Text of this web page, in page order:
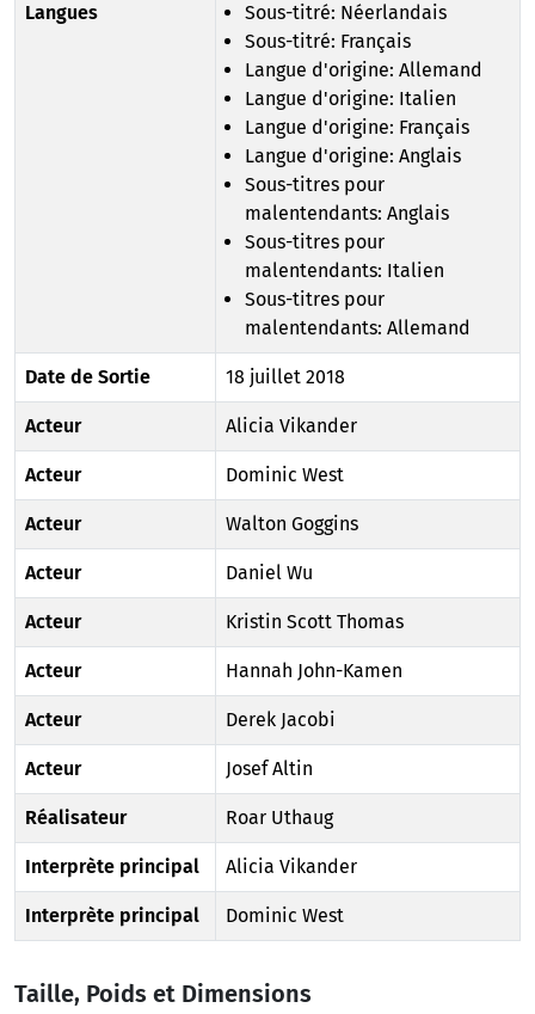
Langues
Sous-titré: Néerlandais
Sous-titré: Français
Langue d'origine: Allemand
Langue d'origine: Italien
Langue d'origine: Français
Langue d'origine: Anglais
Sous-titres pour
malentendants: Anglais
Sous-titres pour
malentendants: Italien
Sous-titres pour
malentendants: Allemand
Date de Sortie 18 juillet 2018
Acteur Alicia Vikander
Acteur Dominic West
Acteur Walton Goggins
Acteur Daniel Wu
Acteur Kristin Scott Thomas
Acteur Hannah John-Kamen
Acteur Derek Jacobi
Acteur Josef Altin
Réalisateur Roar Uthaug
Interprète principal Alicia Vikander
Interprète principal Dominic West
Taille, Poids et Dimensions